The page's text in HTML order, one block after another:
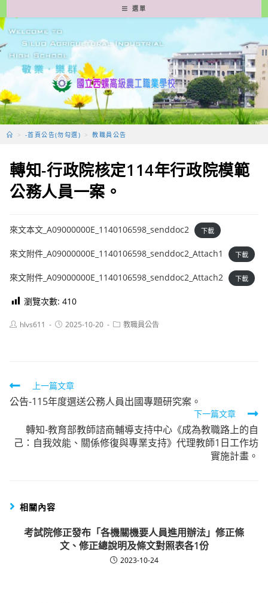
轉
至
要
容
選單
> -首頁公告(勿勾選) > 教職員公告
轉知-行政院核定114年行政院模範
公務人員一案。
來文本文_A09000000E_1140106598_senddoc2 下載
來文附件_A09000000E_1140106598_senddoc2_Attach1 下載
來文附件_A09000000E_1140106598_senddoc2_Attach2 下載
瀏覽次數: 410
Posthlvs611
Post2025-10-20
Post教職員公告
Read
more
articles
上一篇文章
公告-115年度選送公務人員出國專題研究案。
下一篇文章
轉知-教育部教師諮商輔導支持中心《成為教職路上的自
己：自我效能、關係修復與專業支持》代理教師1日工作坊
實施計畫。
相關內容
考試院修正發布「各機關機要人員進用辦法」修正條
文、修正總說明及條文對照表各1份
2023-10-24